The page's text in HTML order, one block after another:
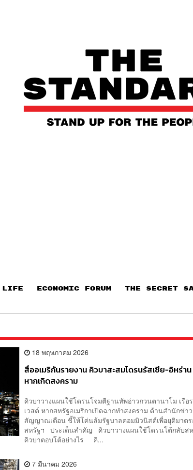
LIFE ECONOMIC FORUM THE SECRET
18 พฤษภาคม 2026
สื่ออเมริกันรายงาน คิวบาสะสมโดรนรัสเซีย-อิหร่า
หากเกิดสงคราม
คิวบาวางแผนใช้โดรนโจมตีฐานทัพอ่าวกวนตานาโม เรือ
เวสต์ หากสหรัฐอเมริกาเปิดฉากทำสงคราม ด้านสำนักข่า
สัญญาณเตือน ชี้ให้โค่นล้มรัฐบาลคอมมิวนิสต์เพื่อยุติมาตร
สหรัฐฯ ประเด็นสำคัญ คิวบาวางแผนใช้โดรนโต้กลับสห
คิวบาตอบโต้อย่างไร คิ...
7 มีนาคม 2026